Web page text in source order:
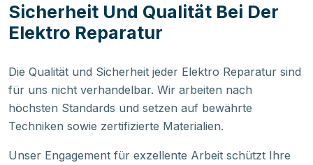
Sicherheit Und Qualität Bei Der
Elektro Reparatur
Die Qualität und Sicherheit jeder Elektro Reparatur sind
für uns nicht verhandelbar. Wir arbeiten nach
höchsten Standards und setzen auf bewährte
Techniken sowie zertifizierte Materialien.
Unser Engagement für exzellente Arbeit schützt Ihre